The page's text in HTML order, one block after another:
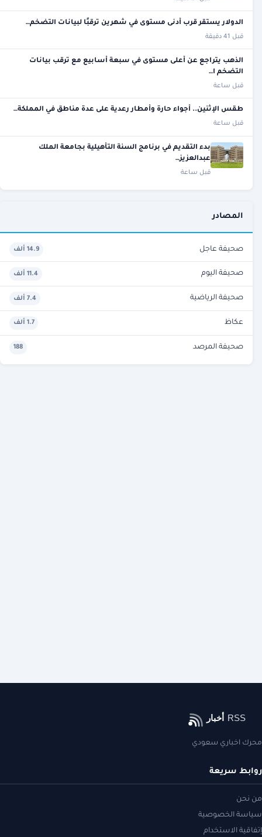
الدولار يستقر قرب أدنى مستوى في شهرين ترقبًا لبيانات التضخم…
قبل 41 دقيقة
الذهب يتراجع عن أعلى مستوى في سبعة أسابيع مع ترقب بيانات
التضخم ا…
قبل ساعة
طقس الإثنين.. أجواء حارة وأمطار رعدية على عدة مناطق في المملكة…
قبل ساعة
بدء التقديم في برنامج السنة التأهيلية بجامعة الملك
عبدالعزيز…
قبل ساعة
المصادر
صحيفة عاجل 14.9 ألف
صحيفة اليوم 11.4 ألف
صحيفة الرياضية 7.4 ألف
عكاظ 1.7 ألف
صحيفة المرصد 188
محرك اخباري سعودي
روابط سريعة
من نحن
سياسة الخصوصية
إتفاقية الاستخدام